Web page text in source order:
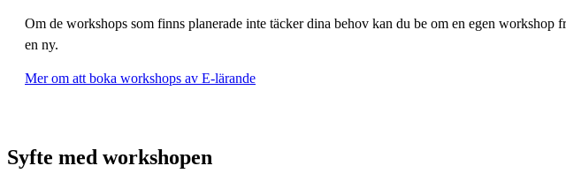
Om de workshops som finns planerade inte täcker dina behov kan du be om en egen
en ny.
Mer om att boka workshops av E-lärande
Syfte med workshopen